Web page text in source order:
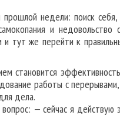
недели: поиск
и
и тут же перейти к
становится
работы с
дела.
— сейчас я действую